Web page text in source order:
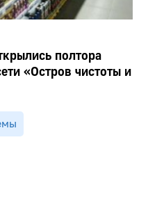
полтора
«Остров чистоты и